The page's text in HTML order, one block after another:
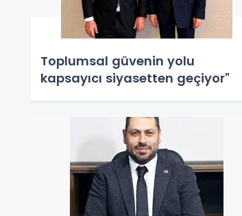
Toplumsal güvenin yolu
kapsayıcı siyasetten geçiyor"